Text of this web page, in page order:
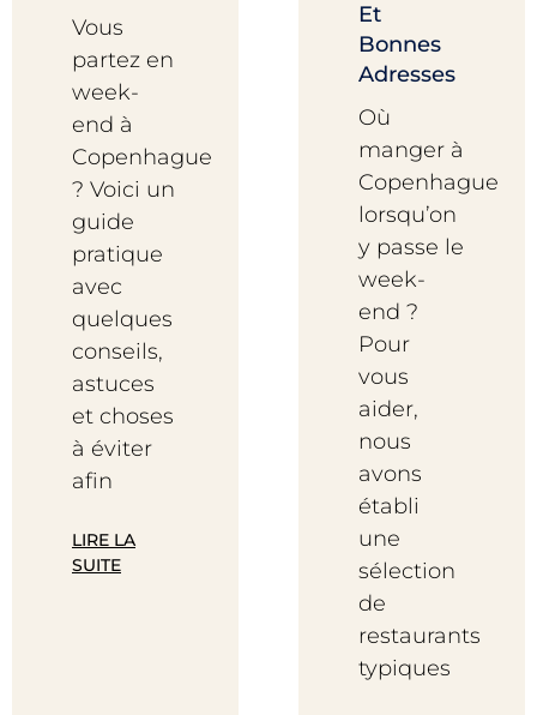
Vous
partez en
week-
end à
Copenhague
? Voici un
guide
pratique
avec
quelques
conseils,
astuces
et choses
à éviter
afin
LIRE LA
SUITE
Et
Bonnes
Adresses
Où
manger à
Copenhague
lorsqu’on
y passe le
week-
end ?
Pour
vous
aider,
nous
avons
établi
une
sélection
de
restaurants
typiques